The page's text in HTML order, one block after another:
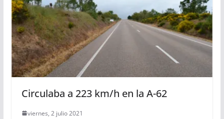
Circulaba a 223 km/h en la A-62
viernes, 2 julio 2021